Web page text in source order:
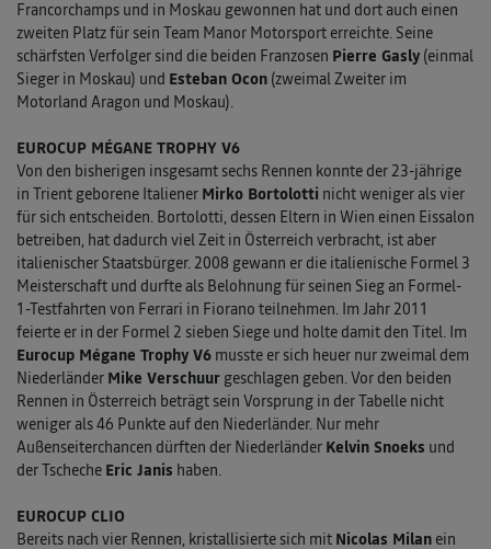
Francorchamps und in Moskau gewonnen hat und dort auch einen
zweiten Platz für sein Team Manor Motorsport erreichte. Seine
schärfsten Verfolger sind die beiden Franzosen Pierre Gasly (einmal
Sieger in Moskau) und Esteban Ocon (zweimal Zweiter im
Motorland Aragon und Moskau).
EUROCUP MÉGANE TROPHY V6
Von den bisherigen insgesamt sechs Rennen konnte der 23-jährige
in Trient geborene Italiener Mirko Bortolotti nicht weniger als vier
für sich entscheiden. Bortolotti, dessen Eltern in Wien einen Eissalon
betreiben, hat dadurch viel Zeit in Österreich verbracht, ist aber
italienischer Staatsbürger. 2008 gewann er die italienische Formel 3
Meisterschaft und durfte als Belohnung für seinen Sieg an Formel-
1-Testfahrten von Ferrari in Fiorano teilnehmen. Im Jahr 2011
feierte er in der Formel 2 sieben Siege und holte damit den Titel. Im
Eurocup Mégane Trophy V6 musste er sich heuer nur zweimal dem
Niederländer Mike Verschuur geschlagen geben. Vor den beiden
Rennen in Österreich beträgt sein Vorsprung in der Tabelle nicht
weniger als 46 Punkte auf den Niederländer. Nur mehr
Außenseiterchancen dürften der Niederländer Kelvin Snoeks und
der Tscheche Eric Janis haben.
EUROCUP CLIO
Bereits nach vier Rennen, kristallisierte sich mit Nicolas Milan ein